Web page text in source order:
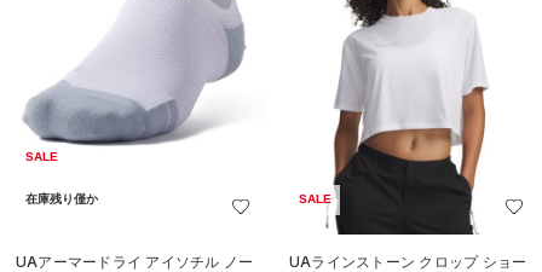
SALE
在庫残り僅か
UAアーマードライ アイソチル ノー
SALE
UAラインストーン クロップ ショー